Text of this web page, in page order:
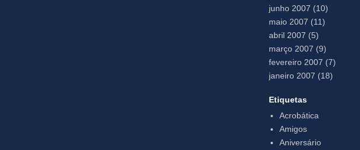
junho 2007 (10)
maio 2007 (11)
abril 2007 (5)
março 2007 (9)
fevereiro 2007 (7)
janeiro 2007 (18)
Etiquetas
Acrobática
Amigos
Aniversário